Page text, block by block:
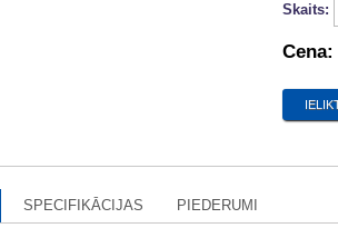
Skaits:
Cena:
SPECIFIKĀCIJAS PIEDERUMI